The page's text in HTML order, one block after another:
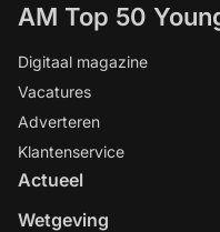
AM Top 50
Digitaal magazine
Vacatures
Adverteren
Klantenservice
Actueel
Wetgeving